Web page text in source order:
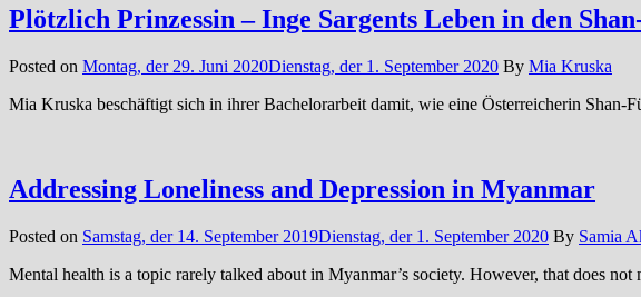
Plötzlich Prinzessin – Inge Sargents Leben in den
Posted on Montag, der 29. Juni 2020Dienstag, der 1. September 2020 By Mia Kruska
Mia Kruska beschäftigt sich in ihrer Bachelorarbeit damit, wie eine Österreicherin
Addressing Loneliness and Depression in Myanmar
Posted on Samstag, der 14. September 2019Dienstag, der 1. September 2020 By Samia
Mental health is a topic rarely talked about in Myanmar’s society. However, that does